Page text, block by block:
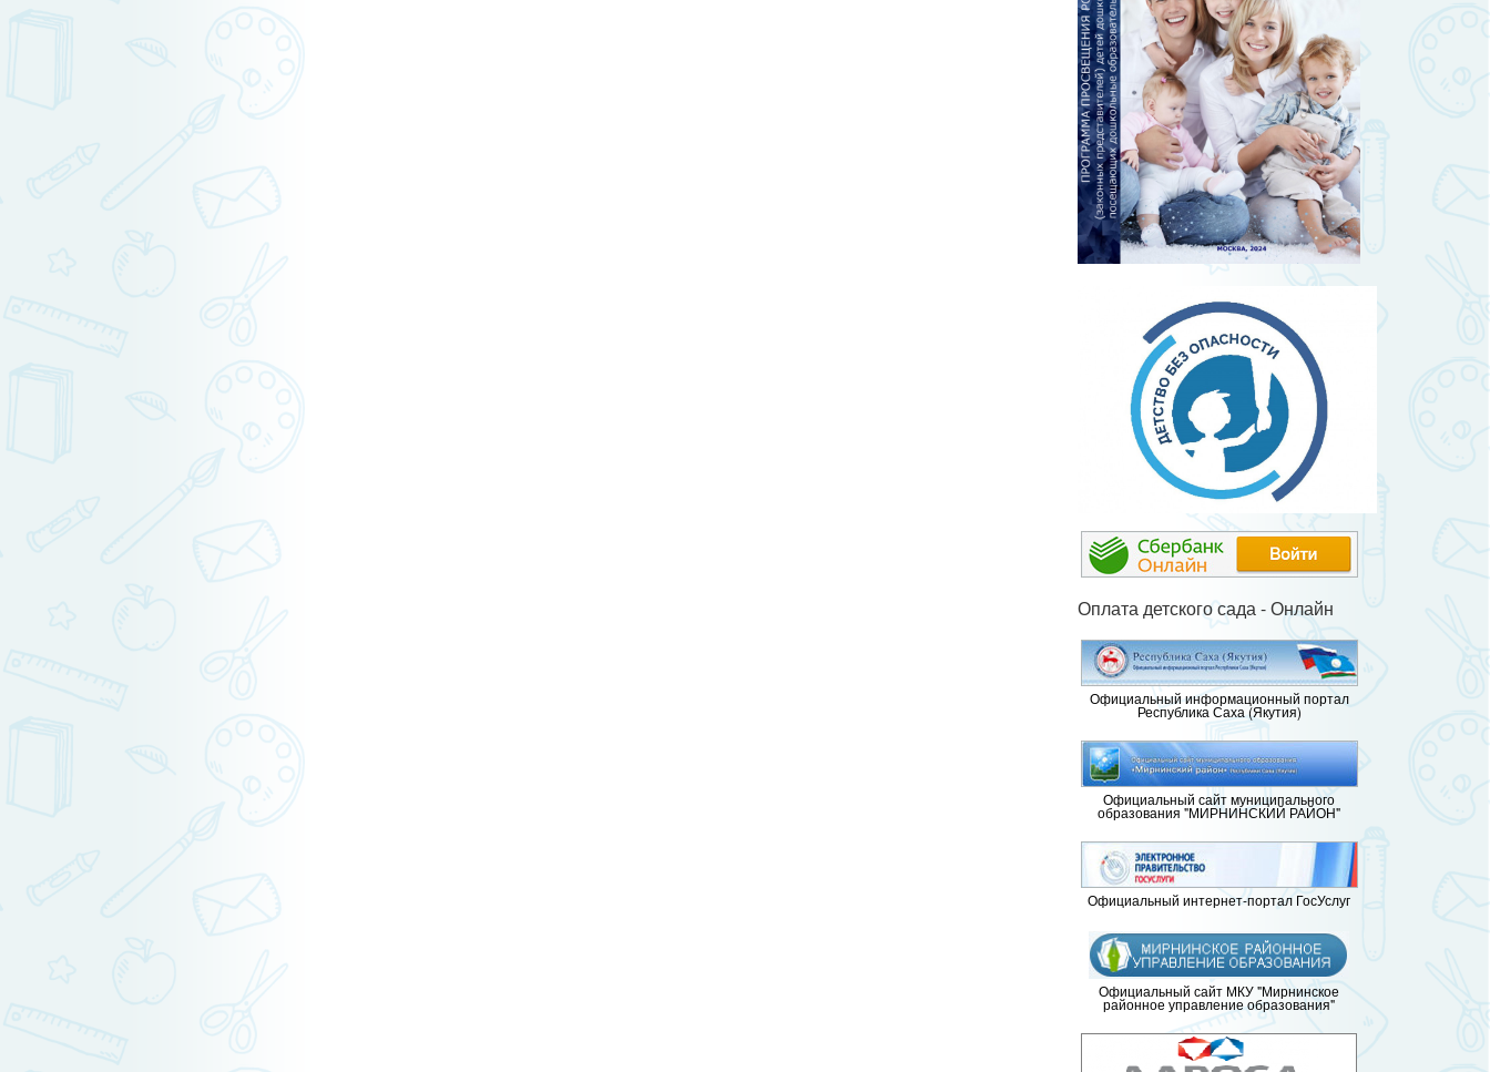
Оплата детского сада - Онлайн
Официальный информационный портал
Республика Саха (Якутия)
Официальный сайт муниципального
образования "МИРНИНСКИЙ РАЙОН"
Официальный интернет-портал ГосУслуг
Официальный сайт МКУ "Мирнинское
районное управление образования"